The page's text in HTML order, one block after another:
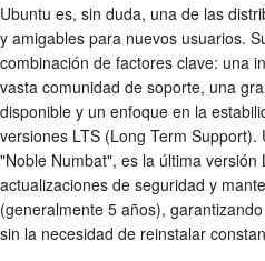
Ubuntu es, sin duda, una de las
y amigables para nuevos usuarios.
combinación de factores clave: una
vasta comunidad de soporte, una
disponible y un enfoque en la
versiones LTS (Long Term
"Noble Numbat", es la última
actualizaciones de seguridad y
(generalmente 5 años),
sin la necesidad de reinstalar